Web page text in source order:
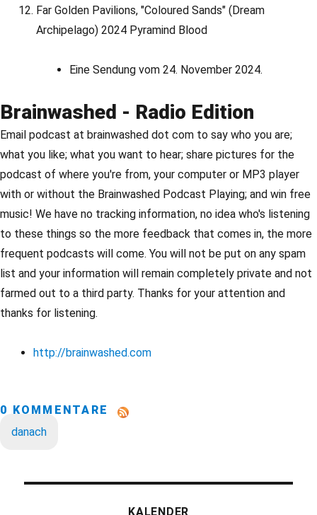
Far Golden Pavilions, "Coloured Sands" (Dream
Archipelago) 2024 Pyramind Blood
Eine Sendung vom 24. November 2024.
Brainwashed - Radio Edition
Email podcast at brainwashed dot com to say who you are;
what you like; what you want to hear; share pictures for the
podcast of where you're from, your computer or MP3 player
with or without the Brainwashed Podcast Playing; and win free
music! We have no tracking information, no idea who's listening
to these things so the more feedback that comes in, the more
frequent podcasts will come. You will not be put on any spam
list and your information will remain completely private and not
farmed out to a third party. Thanks for your attention and
thanks for listening.
http://brainwashed.com
0 KOMMENTARE
danach
KALENDER